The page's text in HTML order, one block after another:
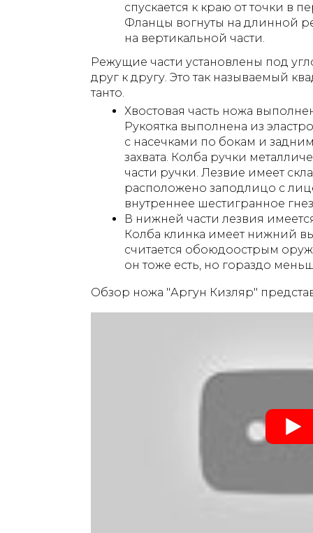
спускается к краю от точки в
Фланцы вогнуты на длинной
на вертикальной части.
Режущие части установлены под
друг к другу. Это так называемый
танто.
Хвостовая часть ножа
Рукоятка выполнена из
с насечками по бокам и
захвата. Колба ручки
части ручки. Лезвие имеет
расположено заподлицо с
внутреннее шестигранное
В нижней части лезвия
Колба клинка имеет нижний
считается обоюдоострым
он тоже есть, но гораздо
Обзор ножа "Аргун Кизляр"